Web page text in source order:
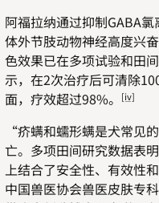
阿福拉纳通过抑制GABA
体外节肢动物神经高度兴
色效果已在多项试验和田
示，在2次治疗后可清除
面，疗效超过98%。
[iv]
“疥螨和蠕形螨是犬常见
亡。多项田间研究数据表
上结合了安全性、有效性
中国兽医协会兽医皮肤专